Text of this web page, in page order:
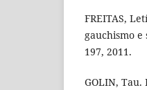
FREITAS,
gauchismo
197, 2011.
GOLIN, Tau.